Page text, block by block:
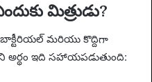
మిత్రుడు?
మరియు కొద్దిగా
అర్థం ఇది సహాయపడుతుంది: